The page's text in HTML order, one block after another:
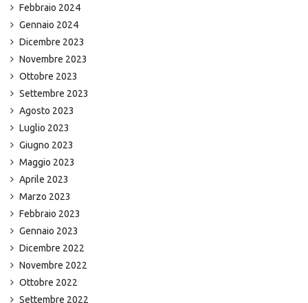
Febbraio 2024
Gennaio 2024
Dicembre 2023
Novembre 2023
Ottobre 2023
Settembre 2023
Agosto 2023
Luglio 2023
Giugno 2023
Maggio 2023
Aprile 2023
Marzo 2023
Febbraio 2023
Gennaio 2023
Dicembre 2022
Novembre 2022
Ottobre 2022
Settembre 2022